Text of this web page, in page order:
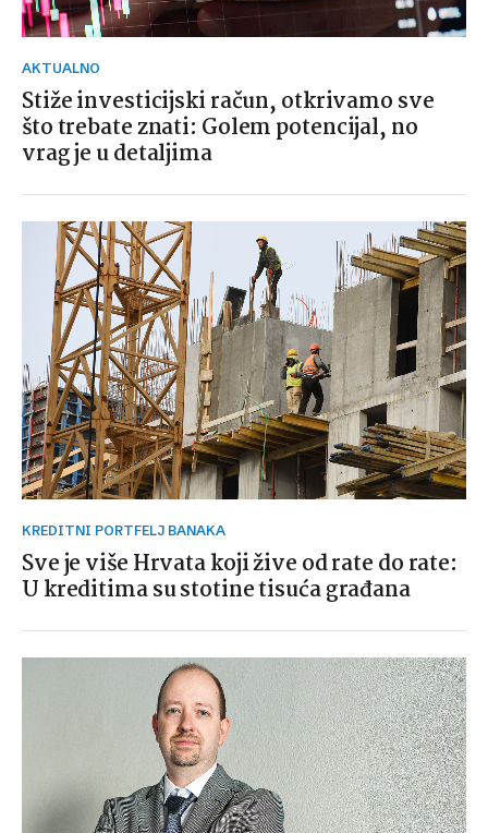
AKTUALNO
Stiže investicijski račun, otkrivamo sve
što trebate znati: Golem potencijal, no
vrag je u detaljima
KREDITNI PORTFELJ BANAKA
Sve je više Hrvata koji žive od rate do rate:
U kreditima su stotine tisuća građana